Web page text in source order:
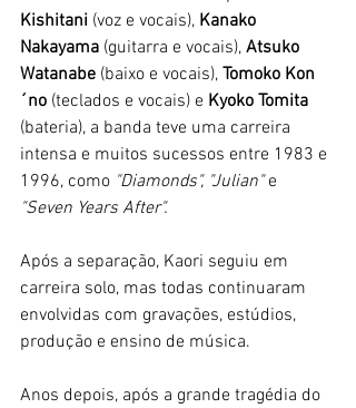
Kishitani (voz e vocais), Kanako
Nakayama (guitarra e vocais), Atsuko
Watanabe (baixo e vocais), Tomoko Kon
´no (teclados e vocais) e Kyoko Tomita
(bateria), a banda teve uma carreira
intensa e muitos sucessos entre 1983 e
1996, como "Diamonds", "Julian" e
"Seven Years After".
Após a separação, Kaori seguiu em
carreira solo, mas todas continuaram
envolvidas com gravações, estúdios,
produção e ensino de música.
Anos depois, após a grande tragédia do